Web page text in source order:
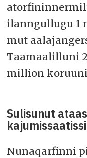
ilanngullugu 1
mut
Taamaalilluni
million
Sulisunut
Nunaqarfinni